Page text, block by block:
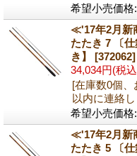
希望小売価格:
≪'17年2月新
たたき 7 〔
き】 [372062]
34,034円(税
[在庫数0個、
以内に連絡
希望小売価格:
≪'17年2月新
たたき 5 〔